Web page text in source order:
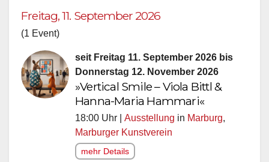
Freitag, 11. September 2026
(1 Event)
seit Freitag 11. September 2026 bis
Donnerstag 12. November 2026
»Vertical Smile – Viola Bittl &
Hanna-Maria Hammari«
18:00 Uhr | Ausstellung in Marburg,
Marburger Kunstverein
mehr Details